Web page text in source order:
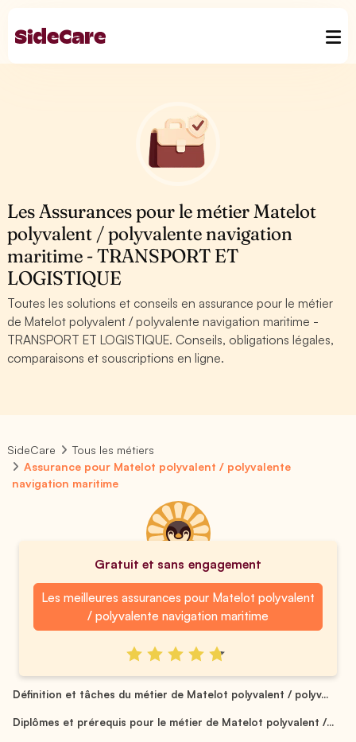
Les Assurances pour le métier Matelot
polyvalent / polyvalente navigation
maritime - TRANSPORT ET
LOGISTIQUE
Toutes les solutions et conseils en assurance pour le métier
de Matelot polyvalent / polyvalente navigation maritime -
TRANSPORT ET LOGISTIQUE. Conseils, obligations légales,
comparaisons et souscriptions en ligne.
SideCare
Tous les métiers
Assurance pour Matelot polyvalent / polyvalente
navigation maritime
Gratuit et sans engagement
Les meilleures assurances pour Matelot polyvalent
/ polyvalente navigation maritime
Définition et tâches du métier de Matelot polyvalent / polyv...
Diplômes et prérequis pour le métier de Matelot polyvalent /...